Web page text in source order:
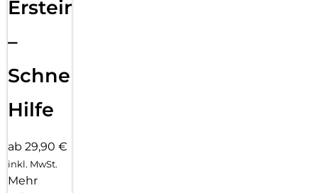
Ersteinrichtung
–
Schnelle
Hilfe
ab 29,90 €
inkl. MwSt.
Mehr